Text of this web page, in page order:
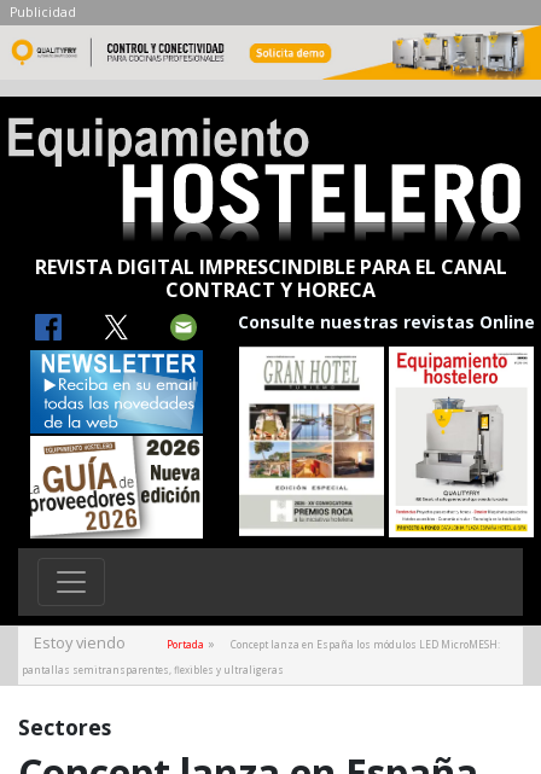
Publicidad
REVISTA DIGITAL IMPRESCINDIBLE PARA EL CANAL
CONTRACT Y HORECA
Consulte nuestras revistas Online
Estoy viendo Portada »
Concept lanza en España los módulos LED MicroMESH:
pantallas semitransparentes, flexibles y ultraligeras
Sectores